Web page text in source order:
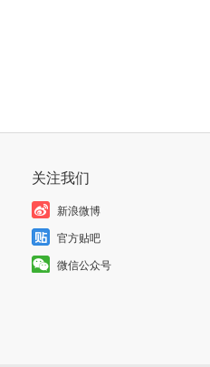
关注我们
新浪微博
官方贴吧
微信公众号